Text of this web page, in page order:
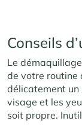
Conseils
Le
de votre routine
délicatement un
visage et les
soit propre.